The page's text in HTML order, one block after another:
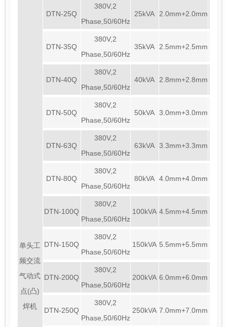
单头工
频交流
气动式
点(凸)
焊机
DTN-25Q
380V,2
Phase,50/60Hz
25kVA 2.0mm+2.0mm
DTN-35Q
380V,2
Phase,50/60Hz
35kVA 2.5mm+2.5mm
DTN-40Q
380V,2
Phase,50/60Hz
40kVA 2.8mm+2.8mm
DTN-50Q
380V,2
Phase,50/60Hz
50kVA 3.0mm+3.0mm
DTN-63Q
380V,2
Phase,50/60Hz
63kVA 3.3mm+3.3mm
DTN-80Q
380V,2
Phase,50/60Hz
80kVA 4.0mm+4.0mm
DTN-100Q
380V,2
Phase,50/60Hz
100kVA 4.5mm+4.5mm
DTN-150Q
380V,2
Phase,50/60Hz
150kVA 5.5mm+5.5mm
DTN-200Q
380V,2
Phase,50/60Hz
200kVA 6.0mm+6.0mm
DTN-250Q
380V,2
Phase,50/60Hz
250kVA 7.0mm+7.0mm